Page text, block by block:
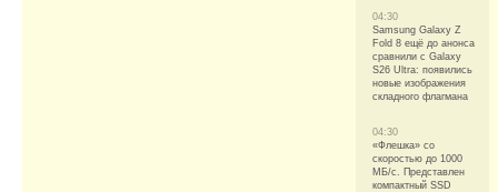
04:30
Samsung Galaxy Z
Fold 8 ещё до анонса
сравнили с Galaxy
S26 Ultra: появились
новые изображения
складного флагмана
04:30
«Флешка» со
скоростью до 1000
МБ/с. Представлен
компактный SSD